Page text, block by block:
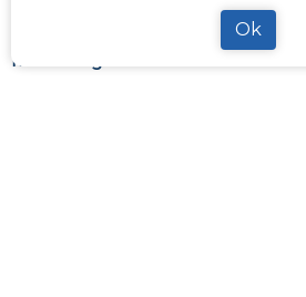
Ce que contient la fiche
Origny-
mettons gratuitement à votre
Ok